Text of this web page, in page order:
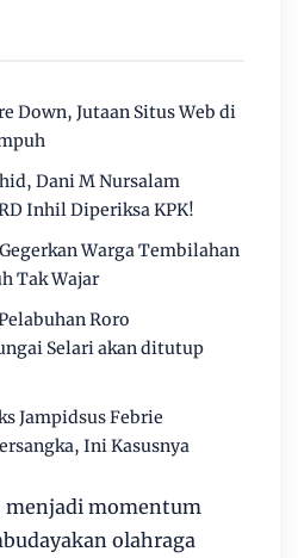
Down, Jutaan Situs Web di
Dani M Nursalam
Inhil Diperiksa KPK!
Warga Tembilahan
Tak Wajar
Roro
Selari akan ditutup
Jampidsus Febrie
Ini Kasusnya
menjadi momentum
olahraga